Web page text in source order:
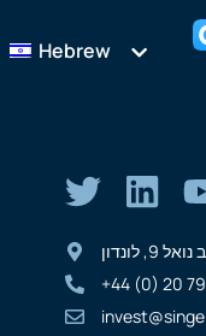
Hebrew
+44 (0) 20